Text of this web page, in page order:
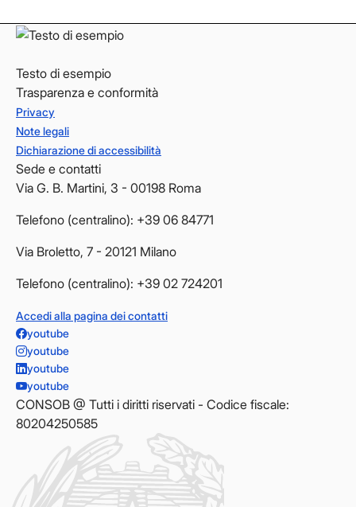
Testo di esempio
Trasparenza e conformità
Privacy
Note legali
Dichiarazione di accessibilità
Sede e contatti
Via G. B. Martini, 3 - 00198 Roma
Telefono (centralino): +39 06 84771
Via Broletto, 7 - 20121 Milano
Telefono (centralino): +39 02 724201
Accedi alla pagina dei contatti
youtube
youtube
youtube
youtube
CONSOB @ Tutti i diritti riservati - Codice fiscale:
80204250585